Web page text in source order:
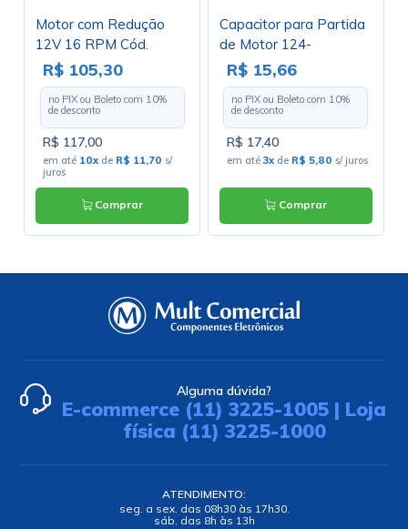
Motor com Redução
12V 16 RPM Cód.
Motor 40
R$ 105,30
no PIX ou Boleto com 10%
de desconto
R$ 117,00
em até 10x de R$ 11,70 s/
juros
Comprar
Capacitor para Partida
de Motor 124-
149UF/110V 36x86mm
PM1-10
R$ 15,66
no PIX ou Boleto com 10%
de desconto
R$ 17,40
em até 3x de R$ 5,80 s/ juros
Comprar
Alguma dúvida?
E-commerce (11) 3225-1005 | Loja
física (11) 3225-1000
ATENDIMENTO:
seg. a sex. das 08h30 às 17h30.
sáb. das 8h às 13h